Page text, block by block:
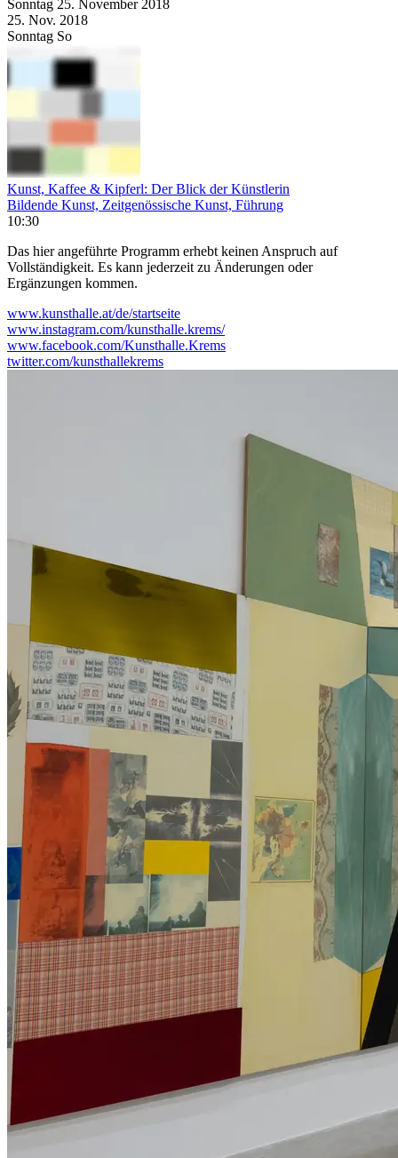
Sonntag 25. November 2018
25. Nov. 2018
Sonntag So
Kunst, Kaffee & Kipferl: Der Blick der Künstlerin
Bildende Kunst, Zeitgenössische Kunst, Führung
10:30
Das hier angeführte Programm erhebt keinen Anspruch auf
Vollständigkeit. Es kann jederzeit zu Änderungen oder
Ergänzungen kommen.
www.kunsthalle.at/de/startseite
www.instagram.com/kunsthalle.krems/
www.facebook.com/Kunsthalle.Krems
twitter.com/kunsthallekrems